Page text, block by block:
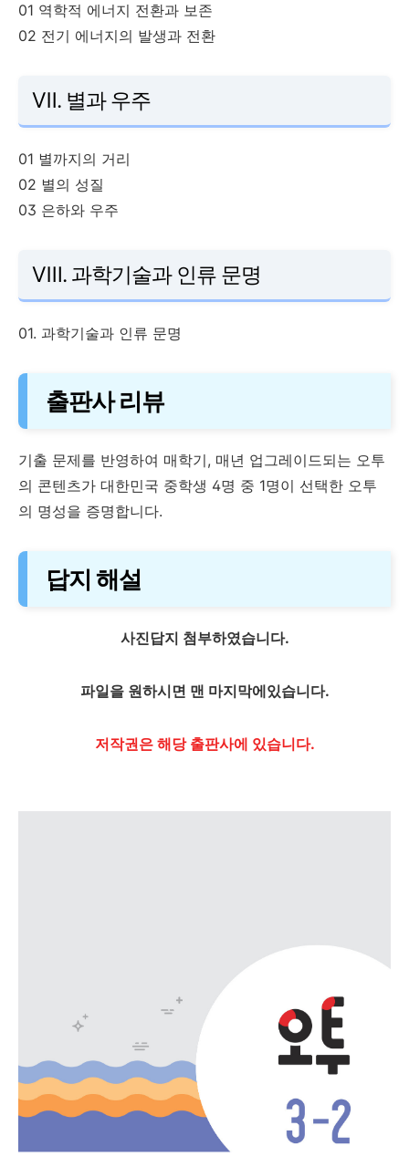
01 역학적 에너지 전환과 보존
02 전기 에너지의 발생과 전환
Ⅶ. 별과 우주
01 별까지의 거리
02 별의 성질
03 은하와 우주
Ⅷ. 과학기술과 인류 문명
01. 과학기술과 인류 문명
출판사 리뷰
기출 문제를 반영하여 매학기, 매년 업그레이드되는 오투
의 콘텐츠가 대한민국 중학생 4명 중 1명이 선택한 오투
의 명성을 증명합니다.
답지 해설
사진답지 첨부하였습니다.
파일을 원하시면 맨 마지막에있습니다.
저작권은 해당 출판사에 있습니다.